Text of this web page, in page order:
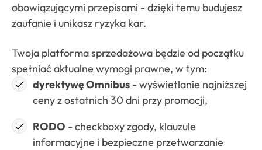
obowiązującymi przepisami - dzięki temu budujesz
zaufanie i unikasz ryzyka kar.
Twoja platforma sprzedażowa będzie od początku
spełniać aktualne wymogi prawne, w tym:
dyrektywę Omnibus - wyświetlanie najniższej
ceny z ostatnich 30 dni przy promocji,
RODO - checkboxy zgody, klauzule
informacyjne i bezpieczne przetwarzanie